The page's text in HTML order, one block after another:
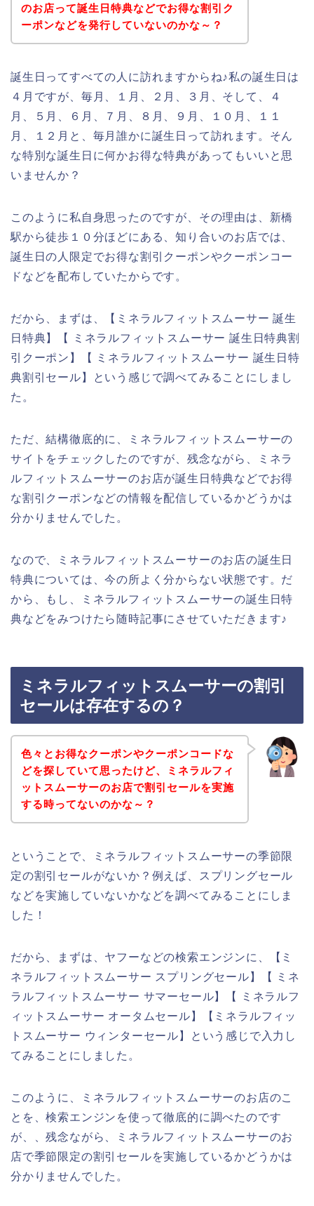
のお店って誕生日特典などでお得な割引ク
ーポンなどを発行していないのかな～？
誕生日ってすべての人に訪れますからね♪私の誕生日は
４月ですが、毎月、１月、２月、３月、そして、４
月、５月、６月、７月、８月、９月、１０月、１１
月、１２月と、毎月誰かに誕生日って訪れます。そん
な特別な誕生日に何かお得な特典があってもいいと思
いませんか？
このように私自身思ったのですが、その理由は、新橋
駅から徒歩１０分ほどにある、知り合いのお店では、
誕生日の人限定でお得な割引クーポンやクーポンコー
ドなどを配布していたからです。
だから、まずは、【ミネラルフィットスムーサー 誕生
日特典】【 ミネラルフィットスムーサー 誕生日特典割
引クーポン】【 ミネラルフィットスムーサー 誕生日特
典割引セール】という感じで調べてみることにしまし
た。
ただ、結構徹底的に、ミネラルフィットスムーサーの
サイトをチェックしたのですが、残念ながら、ミネラ
ルフィットスムーサーのお店が誕生日特典などでお得
な割引クーポンなどの情報を配信しているかどうかは
分かりませんでした。
なので、ミネラルフィットスムーサーのお店の誕生日
特典については、今の所よく分からない状態です。だ
から、もし、ミネラルフィットスムーサーの誕生日特
典などをみつけたら随時記事にさせていただきます♪
ミネラルフィットスムーサーの割引
セールは存在するの？
色々とお得なクーポンやクーポンコードな
どを探していて思ったけど、ミネラルフィ
ットスムーサーのお店で割引セールを実施
する時ってないのかな～？
ということで、ミネラルフィットスムーサーの季節限
定の割引セールがないか？例えば、スプリングセール
などを実施していないかなどを調べてみることにしま
した！
だから、まずは、ヤフーなどの検索エンジンに、【ミ
ネラルフィットスムーサー スプリングセール】【 ミネ
ラルフィットスムーサー サマーセール】【 ミネラルフ
ィットスムーサー オータムセール】【ミネラルフィッ
トスムーサー ウィンターセール】という感じで入力し
てみることにしました。
このように、ミネラルフィットスムーサーのお店のこ
とを、検索エンジンを使って徹底的に調べたのです
が、、残念ながら、ミネラルフィットスムーサーのお
店で季節限定の割引セールを実施しているかどうかは
分かりませんでした。